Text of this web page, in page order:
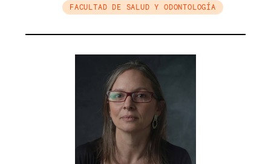
FACULTAD DE SALUD Y ODONTOLOGÍA